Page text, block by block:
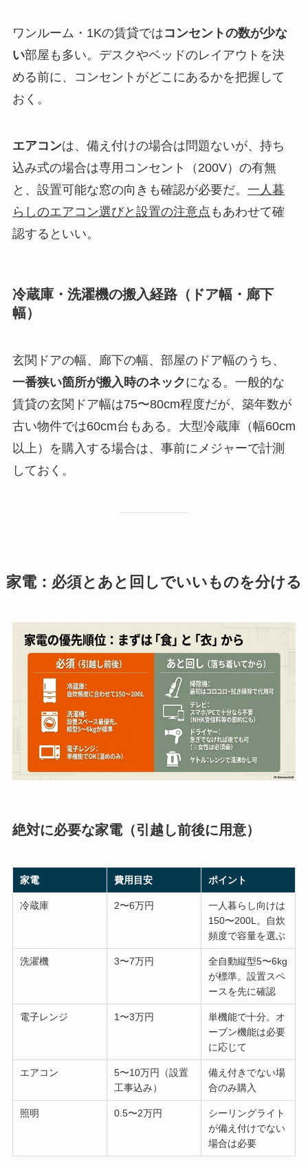
ワンルーム・1Kの賃貸ではコンセントの数が少な
い部屋も多い。デスクやベッドのレイアウトを決
める前に、コンセントがどこにあるかを把握して
おく。
エアコンは、備え付けの場合は問題ないが、持ち
込み式の場合は専用コンセント（200V）の有無
と、設置可能な窓の向きも確認が必要だ。 一人暮
らしのエアコン選びと設置の注意点 もあわせて確
認するといい。
冷蔵庫・洗濯機の搬入経路（ドア幅・廊下
幅）
玄関ドアの幅、廊下の幅、部屋のドア幅のうち、
一番狭い箇所が搬入時のネックになる。一般的な
賃貸の玄関ドア幅は75〜80cm程度だが、築年数が
古い物件では60cm台もある。大型冷蔵庫（幅60cm
以上）を購入する場合は、事前にメジャーで計測
しておく。
家電：必須とあと回しでいいものを分ける
絶対に必要な家電（引越し前後に用意）
家電 費用目安 ポイント
冷蔵庫 2〜6万円
一人暮らし向けは
150〜200L。自炊
頻度で容量を選ぶ
洗濯機 3〜7万円
全自動縦型5〜6kg
が標準。設置スペ
ースを先に確認
電子レンジ 1〜3万円
単機能で十分。オ
ーブン機能は必要
に応じて
エアコン
5〜10万円（設置
工事込み）
備え付きでない場
合のみ購入
照明 0.5〜2万円
シーリングライト
が備え付けでない
場合は必要